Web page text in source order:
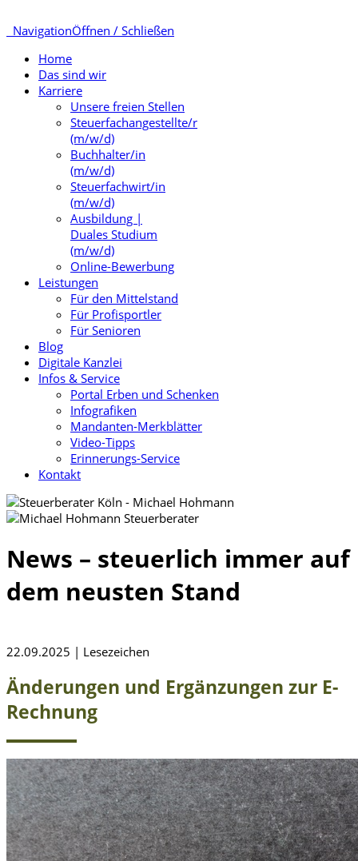
NavigationÖffnen / Schließen
Home
Das sind wir
Karriere
Unsere freien Stellen
Steuerfachangestellte/r
(m/w/d)
Buchhalter/in
(m/w/d)
Steuerfachwirt/in
(m/w/d)
Ausbildung |
Duales Studium
(m/w/d)
Online-Bewerbung
Leistungen
Für den Mittelstand
Für Profisportler
Für Senioren
Blog
Digitale Kanzlei
Infos & Service
Portal Erben und Schenken
Infografiken
Mandanten-Merkblätter
Video-Tipps
Erinnerungs-Service
Kontakt
News – steuerlich immer auf
dem neusten Stand
22.09.2025 | Lesezeichen
Änderungen und Ergänzungen zur E-
Rechnung